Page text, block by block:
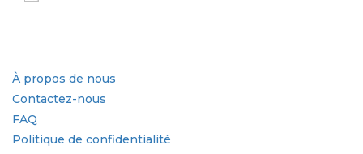
À propos de nous
Contactez-nous
FAQ
Politique de confidentialité